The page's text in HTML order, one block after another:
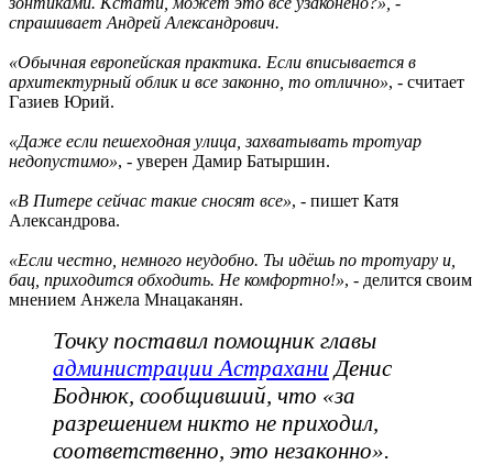
спрашивает Андрей Александрович.
«Обычная европейская практика. Если вписывается в
архитектурный облик и все законно, то отлично», - считает
Газиев Юрий.
«Даже если пешеходная улица, захватывать тротуар
недопустимо», - уверен Дамир Батыршин.
«В Питере сейчас такие сносят все», - пишет Катя
Александрова.
«Если честно, немного неудобно. Ты идёшь по тротуару и,
бац, приходится обходить. Не комфортно!», - делится своим
мнением Анжела Мнацаканян.
Точку поставил помощник главы
администрации Астрахани Денис
Боднюк, сообщивший, что «за
разрешением никто не приходил,
соответственно, это незаконно».